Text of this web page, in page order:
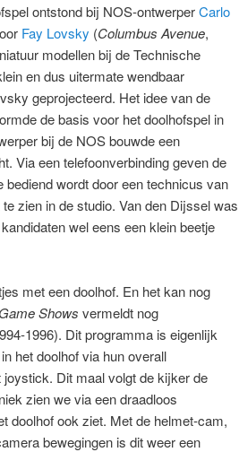
ontstond bij NOS-ontwerperCarlo
Fay Lovsky (Columbus Avenue,
modellen bij de Technische
en dus uitermate wendbaar
geprojecteerd. Het idee van de
de basis voor het doolhofspel in
bij de NOS bouwde een
Via een telefoonverbinding geven de
wordt door een technicus van
zien in de studio. Van den Dijssel was
wel eens een klein beetje
met een doolhof. En het kan nog
Shows vermeldt nog
1996). Dit programma is eigenlijk
het doolhof via hun overall
Dit maal volgt de kijker de
zien we via een draadloos
doolhof ook ziet. Met de helmet-cam,
bewegingen is dit weer een